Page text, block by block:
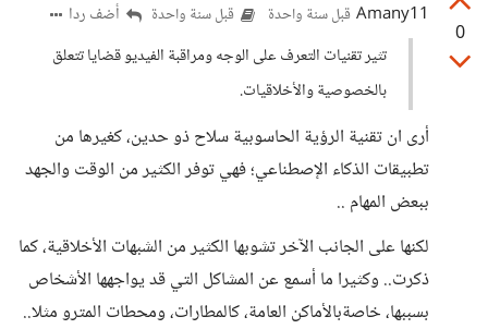
0
Amany11 قبل سنة واحدة قبل سنة واحدة
أضف ردا
تثير تقنيات التعرف على الوجه ومراقبة الفيديو قضايا تتعلق
بالخصوصية والأخلاقيات.
أرى ان تقنية الرؤية الحاسوبية سلاح ذو حدين، كغيرها من
تطبيقات الذكاء الإصطناعي؛ فهي توفر الكثير من الوقت والجهد
ببعض المهام ..
لكنها على الجانب الآخر تشوبها الكثير من الشبهات الأخلاقية، كما
ذكرت.. وكثيرا ما أسمع عن المشاكل التي قد يواجهها الأشخاص
بسببها، خاصةبالأماكن العامة، كالمطارات، ومحطات المترو مثلا..